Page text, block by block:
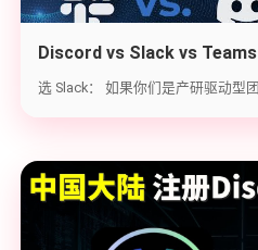
Discord vs Slack vs
工具实战选型指南
选 Slack： 如果你们是产研驱动型